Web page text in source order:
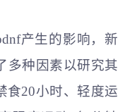
产生的影响，新
多种因素以研究其
食20小时、轻度运